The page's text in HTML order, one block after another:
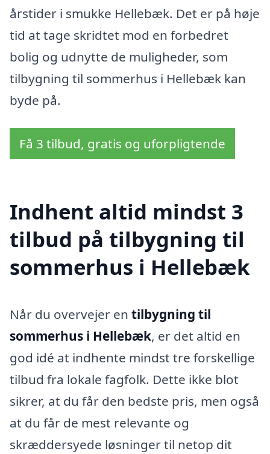
årstider i smukke Hellebæk. Det er på høje
tid at tage skridtet mod en forbedret
bolig og udnytte de muligheder, som
tilbygning til sommerhus i Hellebæk kan
byde på.
Få 3 tilbud, gratis og uforpligtende
Indhent altid mindst 3
tilbud på tilbygning til
sommerhus i Hellebæk
Når du overvejer en tilbygning til
sommerhus i Hellebæk, er det altid en
god idé at indhente mindst tre forskellige
tilbud fra lokale fagfolk. Dette ikke blot
sikrer, at du får den bedste pris, men også
at du får de mest relevante og
skræddersyede løsninger til netop dit